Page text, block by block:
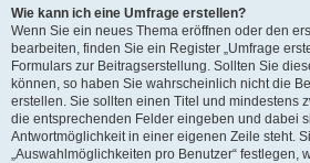
Wie kann ich eine Umfrage erstellen?
Wenn Sie ein neues Thema eröffnen oder den
bearbeiten, finden Sie ein Register „Umfrage
Formulars zur Beitragserstellung. Sollten Sie
können, so haben Sie wahrscheinlich nicht die
erstellen. Sie sollten einen Titel und mindestens
die entsprechenden Felder eingeben und dabei
Antwortmöglichkeit in einer eigenen Zeile steht.
„Auswahlmöglichkeiten pro Benutzer“ festlegen,